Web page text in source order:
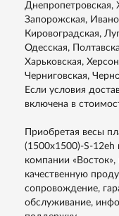
Днепропетровская,
Запорожская,
Кировоградская,
Одесская,
Харьковская,
Черниговская,
Если условия
включена в
Приобретая весы
(1500х1500)-S-
компании
качественную
сопровождение,
обслуживание,